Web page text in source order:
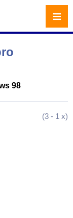
98
(3 - 1 x)
≡